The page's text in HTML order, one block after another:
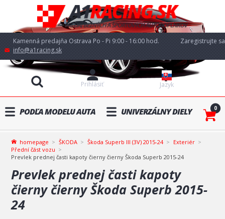
Kamenná predajňa Ostrava Po - Pi 9:00 - 16:00 hod.
info@a1racing.sk
Jazyk
Prihlásiť
Zaregistrujte sa
PODĽA MODELU AUTA UNIVERZÁLNY DIELY 0
homepage ŠKODA Škoda Superb III (3V) 2015-24
Exteriér
Přední část vozu
Prevlek prednej časti kapoty čierny čierny Škoda Superb 2015-24
Prevlek prednej časti kapoty
čierny čierny Škoda Superb 2015-
24